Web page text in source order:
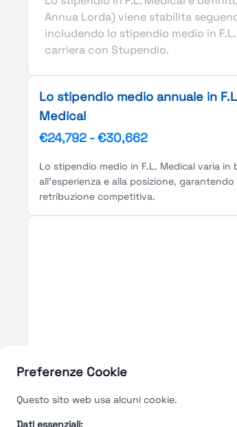
Preferenze Cookie
Questo sito web usa alcuni cookie.
Dati essenziali:
Annua Lorda) viene stabilita
includendo lo stipendio medio in
carriera con Stupendio.
Lo stipendio medio annuale in
Medical
€24,792 -€30,662
Lo stipendio medio in F.L. Medical varia in
all'esperienza e alla posizione, garantendo
retribuzione competitiva.